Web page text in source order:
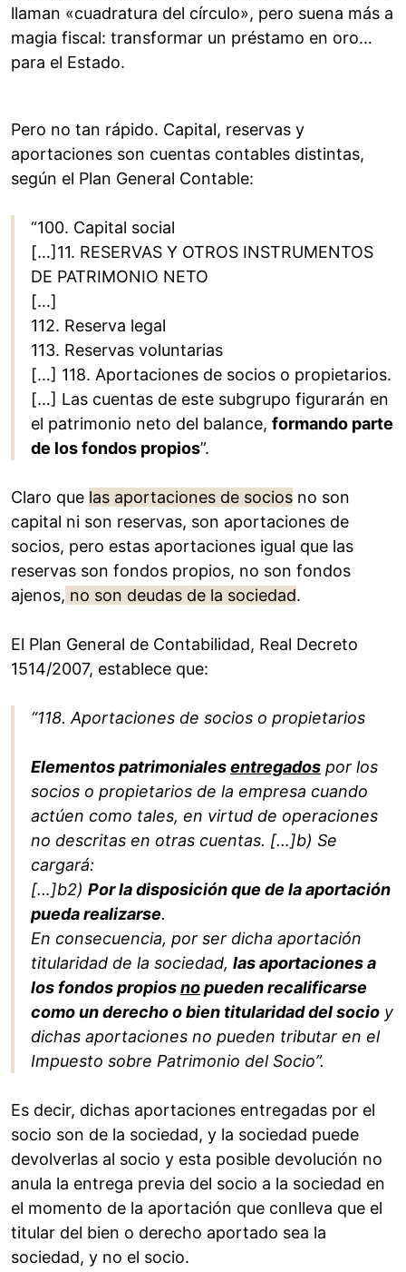
llaman «cuadratura del círculo», pero suena más a
magia fiscal: transformar un préstamo en oro…
para el Estado.
Pero no tan rápido. Capital, reservas y
aportaciones son cuentas contables distintas,
según el Plan General Contable:
“100. Capital social
[…]11. RESERVAS Y OTROS INSTRUMENTOS
DE PATRIMONIO NETO
[…]
112. Reserva legal
113. Reservas voluntarias
[…] 118. Aportaciones de socios o propietarios.
[…] Las cuentas de este subgrupo figurarán en
el patrimonio neto del balance, formando parte
de los fondos propios”.
Claro que las aportaciones de socios no son
capital ni son reservas, son aportaciones de
socios, pero estas aportaciones igual que las
reservas son fondos propios, no son fondos
ajenos, no son deudas de la sociedad.
El Plan General de Contabilidad, Real Decreto
1514/2007, establece que:
“118. Aportaciones de socios o propietarios
Elementos patrimonialesentregados por los
socios o propietarios de la empresa cuando
actúen como tales, en virtud de operaciones
no descritas en otras cuentas. […]b) Se
cargará:
[…]b2) Por la disposición que de la aportación
pueda realizarse.
En consecuencia, por ser dicha aportación
titularidad de la sociedad, las aportaciones a
los fondos propiosnopueden recalificarse
como un derecho o bien titularidad del socio y
dichas aportaciones no pueden tributar en el
Impuesto sobre Patrimonio del Socio”.
Es decir, dichas aportaciones entregadas por el
socio son de la sociedad, y la sociedad puede
devolverlas al socio y esta posible devolución no
anula la entrega previa del socio a la sociedad en
el momento de la aportación que conlleva que el
titular del bien o derecho aportado sea la
sociedad, y no el socio.